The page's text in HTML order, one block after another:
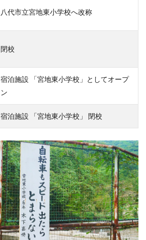
八代市立宮地東小学校へ改称
閉校
宿泊施設 「宮地東小学校」としてオープ
ン
宿泊施設 「宮地東小学校」 閉校